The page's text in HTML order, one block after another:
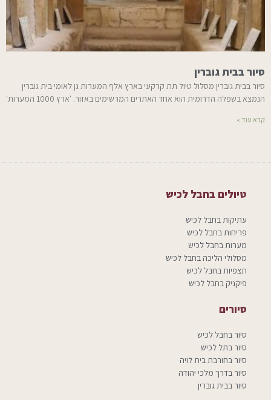
סיור בבית גוברין
סיור בבית גוברין מסלול טיול תת קרקעי בארץ אלף המערות גן לאומי בית גוברין
הנמצא בשפלה הדרומית הוא אחד האתרים המרשימים באזור. 'ארץ 1000 המערות'
קרא עוד »
טיולים בחבל לכיש
עתיקות בחבל לכיש
פריחות בחבל לכיש
מערות בחבל לכיש
מסלולי הליכה בחבל לכיש
תצפיות בחבל לכיש
פיקניק בחבל לכיש
סיורים
סיור בחבל לכיש
סיור בתל לכיש
סיור בחורבת בית לויה
סיור בדרך מלכי יהודה
סיור בבית גוברין